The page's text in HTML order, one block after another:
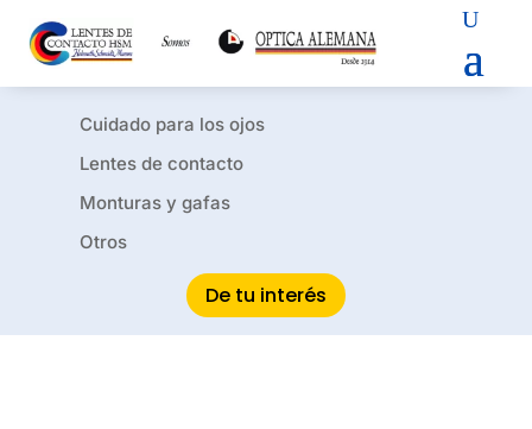
Cuidado para los ojos
Lentes de contacto
Monturas y gafas
Otros
De tu interés